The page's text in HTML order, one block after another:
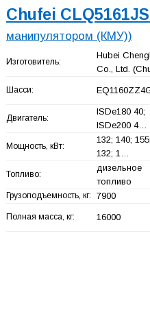
Chufei
манипулятором (КМУ))
Изготовитель:
Hubei
Co., Ltd.
Шасси:
Двигатель:
ISDe180 40;
ISDe200 4…
Мощность, кВт:
132; 140; 155;
132; 1…
Топливо:
дизельное
топливо
Грузоподъемность, кг: 7900
Полная масса, кг: 16000